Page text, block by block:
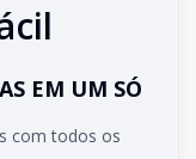
EM UM SÓ
com todos os